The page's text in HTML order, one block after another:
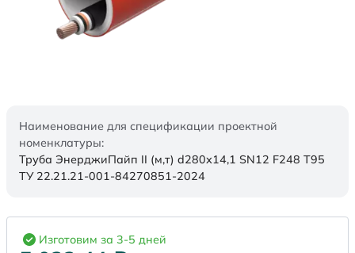
Наименование для спецификации проектной
номенклатуры:
Труба ЭнерджиПайп II (м,т) d280х14,1 SN12 F248 Т95
ТУ 22.21.21-001-84270851-2024
Изготовим за 3-5 дней